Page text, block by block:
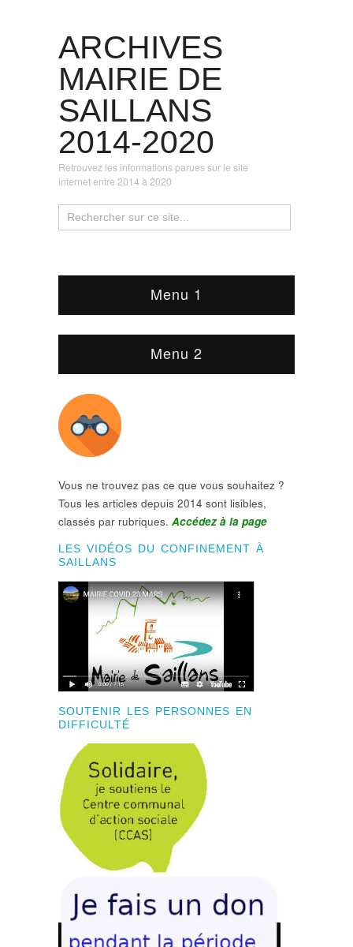
ARCHIVES
MAIRIE DE
SAILLANS
2014-2020
Retrouvez les informations parues sur le site
internet entre 2014 à 2020
Menu 1
Menu 2
Vous ne trouvez pas ce que vous souhaitez ?
Tous les articles depuis 2014 sont lisibles,
classés par rubriques. Accédez à la page
LES VIDÉOS DU CONFINEMENT À
SAILLANS
SOUTENIR LES PERSONNES EN
DIFFICULTÉ